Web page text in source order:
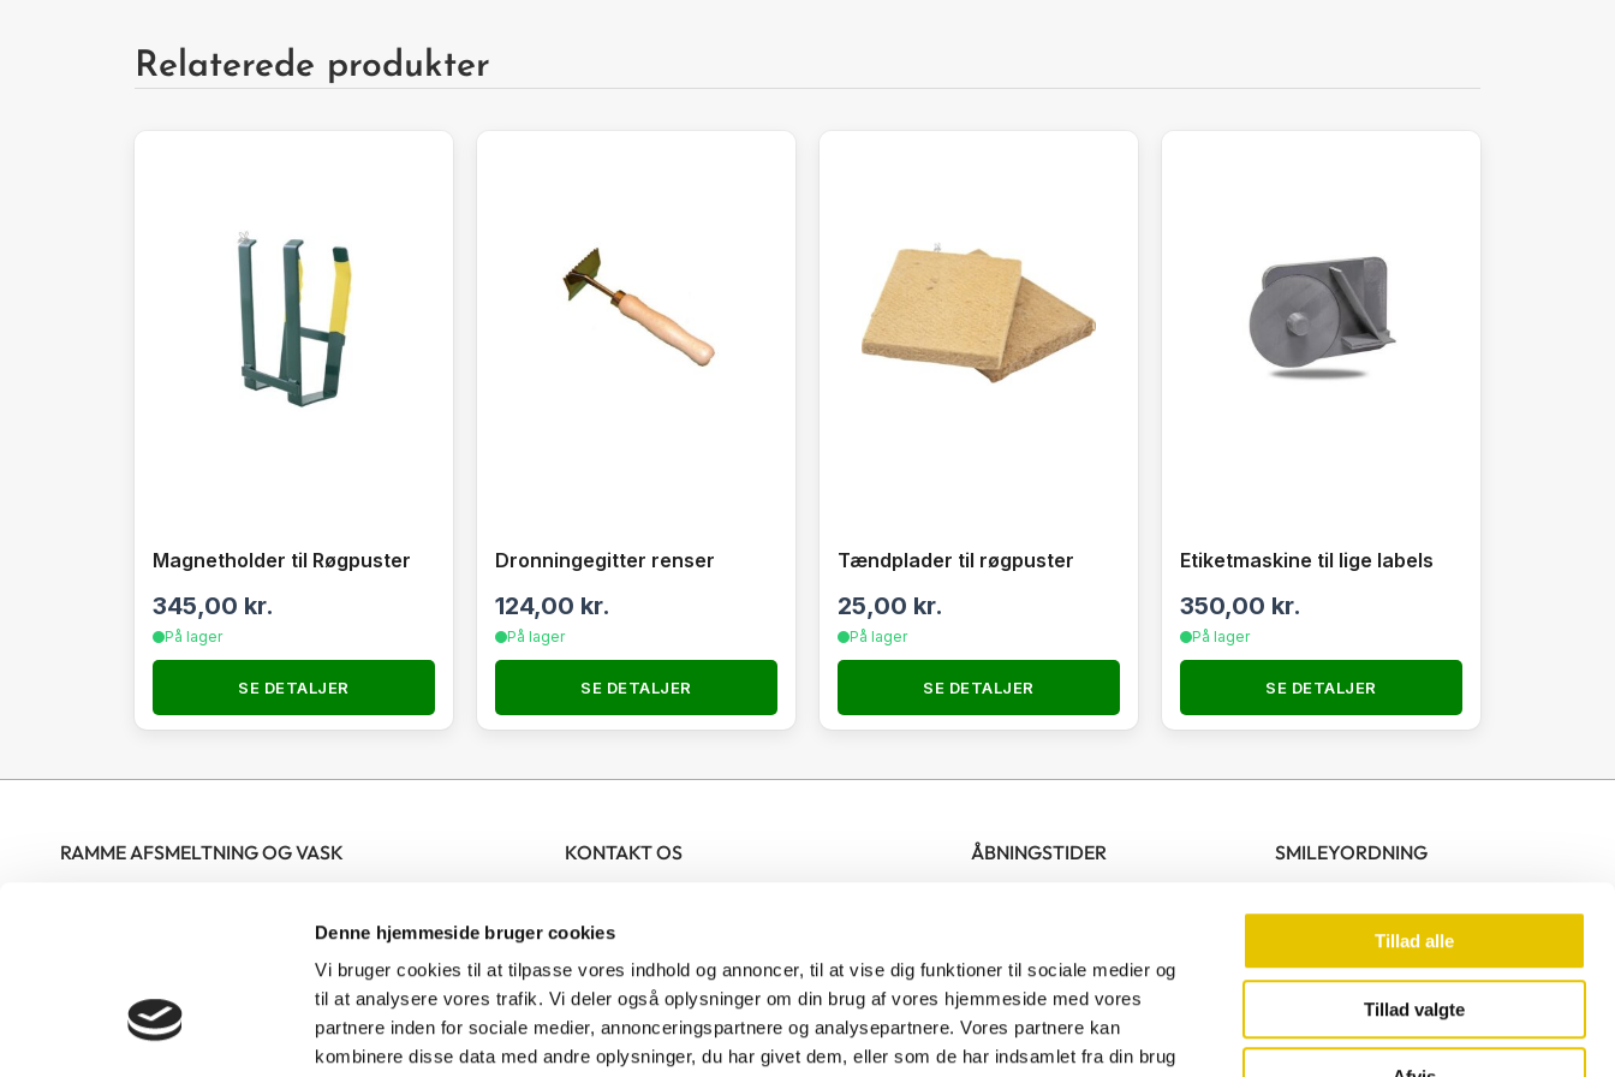
Denne hjemmeside bruger cookies
Vi bruger cookies til at tilpasse vores indhold og annoncer, til at vise dig funktioner til sociale medier og
til at analysere vores trafik. Vi deler også oplysninger om din brug af vores hjemmeside med vores
partnere inden for sociale medier, annonceringspartnere og analysepartnere. Vores partnere kan
kombinere disse data med andre oplysninger, du har givet dem, eller som de har indsamlet fra din brug
Tillad alle
Tillad valgte
Relaterede produkter
Magnetholder til Røgpuster
345,00 kr.
På lager
SE DETALJER
Dronningegitter renser
124,00 kr.
På lager
SE DETALJER
Tændplader til røgpuster
25,00 kr.
På lager
SE DETALJER
Etiketmaskine til lige labels
350,00 kr.
På lager
SE DETALJER
RAMME AFSMELTNING OG VASK
afsmeltning hele året i butikkens åbningstid. Rammerne skal
være bundtet og mærket med tydeligt navn og telefonnummer
på hver sæk. Gerne op til 25 rammer pr bundt men ikke over 15
kg pr bundt. Skrællevoks skal afleveres i poser eller sække med
navn og telefonnummer på. Rammer kun til vask skal kryds
KONTAKT OS
Ølsvej 46
9500 Hobro
Denmark
CVR: 41481277
Tilbud
Honning
Bestøvning
Skadedyrsbekæmpelse
ÅBNINGSTIDER SMILEYORDNING
F